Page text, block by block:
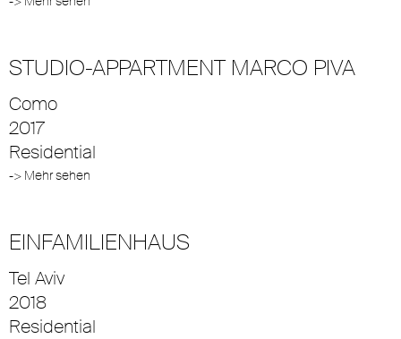
STUDIO-APPARTMENT MARCO PIVA
Como
2017
Residential
-> Mehr sehen
EINFAMILIENHAUS
Tel Aviv
2018
Residential